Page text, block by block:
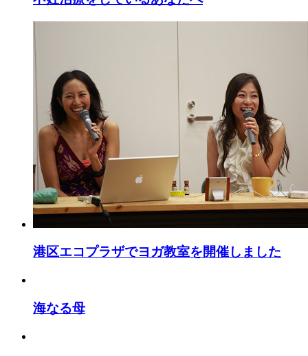
港区エコプラザでヨガ教室を開催しました
海なる母